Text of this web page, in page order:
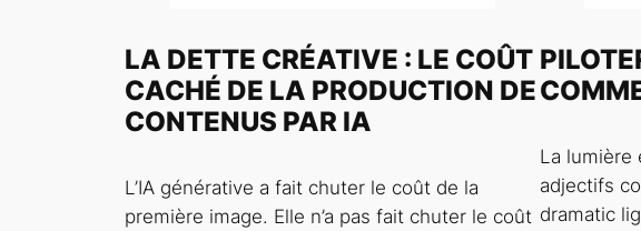
LA DETTE CRÉATIVE : LE COÛT
CACHÉ DE LA PRODUCTION DE
CONTENUS PAR IA
L’IA générative a fait chuter le coût de la
première image. Elle n’a pas fait chuter le coût
La lumière
adjectifs
dramatic